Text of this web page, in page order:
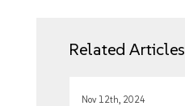
Related Articles
Nov 12th, 2024